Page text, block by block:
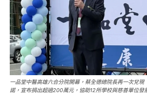
一品堂中醫高雄六合分院開幕，蔡全德總院長再一次兌現
諾，宣布捐出超過200萬元，協助12所學校與慈善單位發